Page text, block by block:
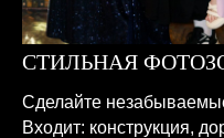
СТИЛЬНАЯ
Сделайте
Входит: конструкция,